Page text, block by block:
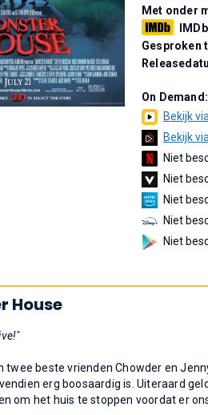
Met onder
Gesproken
On Demand:
Bekijk
Bekijk
Niet
Niet
Niet
Niet
Niet
House
twee beste vrienden Chowder en
erg boosaardig is. Uiteraard
om het huis te stoppen voordat er